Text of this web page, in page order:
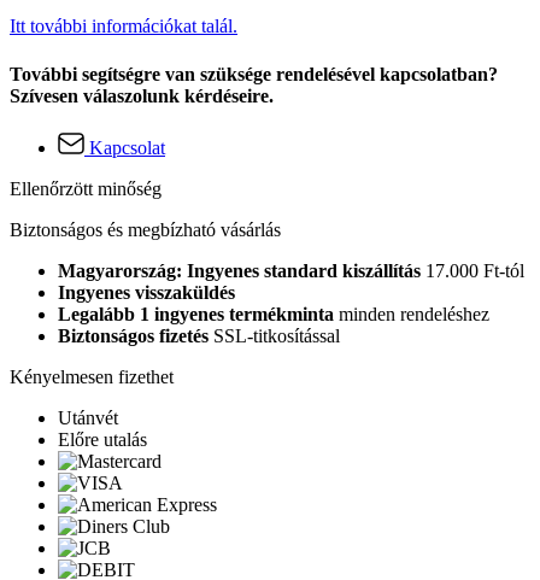
Itt további információkat talál.
További segítségre van szüksége rendelésével kapcsolatban?
Szívesen válaszolunk kérdéseire.
Kapcsolat
Ellenőrzött minőség
Biztonságos és megbízható vásárlás
Magyarország: Ingyenes standard kiszállítás 17.000 Ft-tól
Ingyenes visszaküldés
Legalább 1 ingyenes termékminta minden rendeléshez
Biztonságos fizetés SSL-titkosítással
Kényelmesen fizethet
Utánvét
Előre utalás